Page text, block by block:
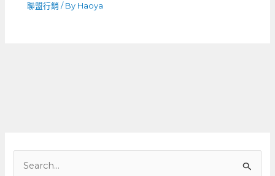
聯盟行銷 / By Haoya